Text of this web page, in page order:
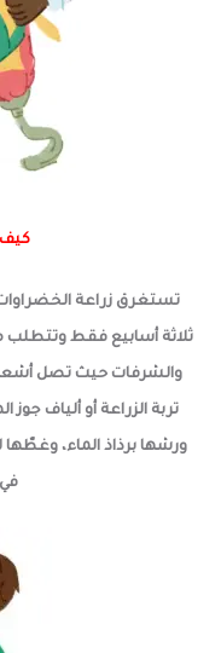
كيف
تستغرق زراعة
ثلاثة أسابيع فقط وتتطلب
والشرفات حيث تصل